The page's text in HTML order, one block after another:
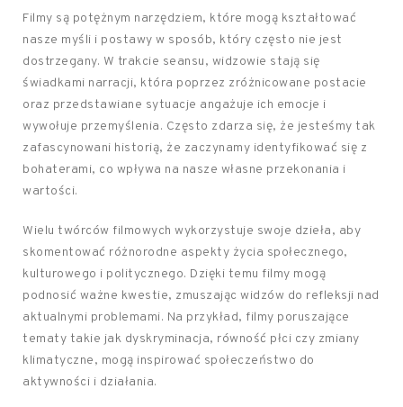
Filmy są potężnym narzędziem, które mogą kształtować
nasze myśli i postawy w sposób, który często nie jest
dostrzegany. W trakcie seansu, widzowie stają się
świadkami narracji, która poprzez zróżnicowane postacie
oraz przedstawiane sytuacje angażuje ich emocje i
wywołuje przemyślenia. Często zdarza się, że jesteśmy tak
zafascynowani historią, że zaczynamy identyfikować się z
bohaterami, co wpływa na nasze własne przekonania i
wartości.
Wielu twórców filmowych wykorzystuje swoje dzieła, aby
skomentować różnorodne aspekty życia społecznego,
kulturowego i politycznego. Dzięki temu filmy mogą
podnosić ważne kwestie, zmuszając widzów do refleksji nad
aktualnymi problemami. Na przykład, filmy poruszające
tematy takie jak dyskryminacja, równość płci czy zmiany
klimatyczne, mogą inspirować społeczeństwo do
aktywności i działania.